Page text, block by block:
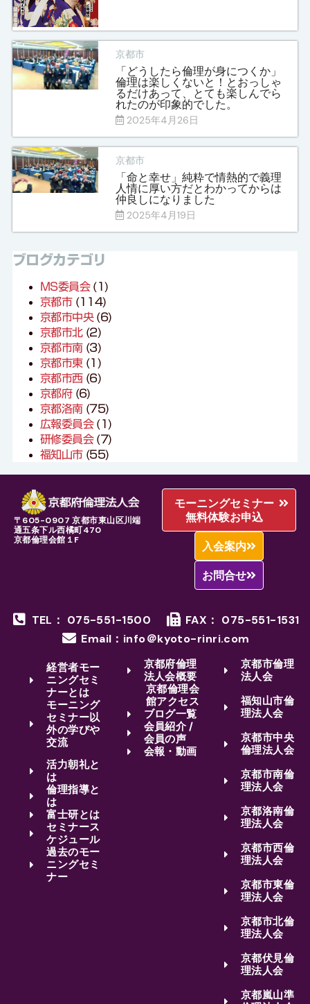
京都市
「どうしたら倫理が身につくか」
倫理は楽しくないと！とおっしゃ
るだけあって、とても楽しんでら
れたのが印象的でした。
2025年4月26日
京都市
「命と幸せ」純粋で情熱的で義理
人情に厚い方だとわかってからは
仲良しになりました
2025年4月19日
ブログカテゴリ
MS委員会(1)
京都市(114)
京都市中央(6)
京都市北(2)
京都市南(3)
京都市東(1)
京都市西(6)
京都府(6)
京都洛南(75)
広報委員会(1)
研修委員会(7)
福知山市(55)
〒605-0907 京都市東山区川端
通五条下ル西橘町470
京都倫理会館１F
モーニングセミナー
無料体験お申込
入会案内
お問合せ
TEL： 075-551-1500
FAX： 075-551-1531
Email：info＠kyoto-rinri.com
経営者モー
ニングセミ
ナーとは
モーニング
セミナー以
外の学びや
交流
活力朝礼と
は
倫理指導と
は
富士研とは
セミナース
ケジュール
過去のモー
ニングセミ
ナー
京都府倫理
法人会概要
京都倫理会
館アクセス
ブログ一覧
会員紹介 /
会員の声
会報・動画
京都市倫理
法人会
福知山市倫
理法人会
京都市中央
倫理法人会
京都市南倫
理法人会
京都洛南倫
理法人会
京都市西倫
理法人会
京都市東倫
理法人会
京都市北倫
理法人会
京都伏見倫
理法人会
京都嵐山準